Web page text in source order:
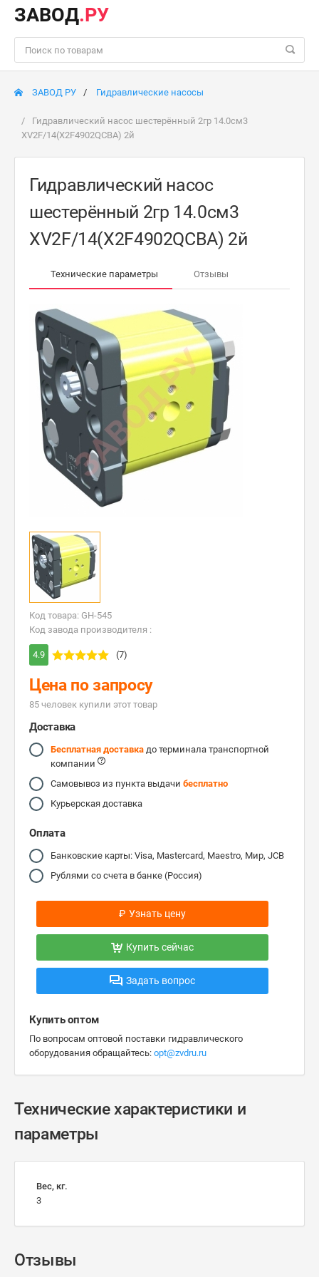
ЗАВОД.РУ
ЗАВОД РУ Гидравлические насосы
Гидравлический насос шестерённый 2гр 14.0см3
XV2F/14(X2F4902QCBA) 2й
Гидравлический насос
шестерённый 2гр 14.0см3
XV2F/14(X2F4902QCBA) 2й
Технические параметры Отзывы
Код товара: GH-545
Код завода производителя :
4.9 (7)
Цена по запросу
85 человек купили этот товар
Доставка
Бесплатная доставка до терминала транспортной
компании
Самовывоз из пункта выдачи бесплатно
Курьерская доставка
Оплата
Банковские карты: Visa, Mastercard, Maestro, Мир, JCB
Рублями со счета в банке (Россия)
₽ Узнать цену
Купить сейчас
Задать вопрос
Купить оптом
По вопросам оптовой поставки гидравлического
оборудования обращайтесь: opt@zvdru.ru
Технические характеристики и
параметры
Вес, кг.
3
Отзывы